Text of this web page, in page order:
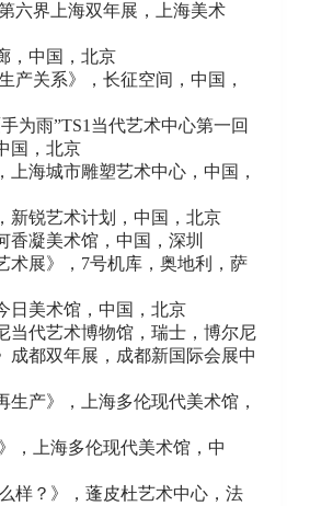
六界上海双年展，上海美术
，中国，北京
产关系》，长征空间，中国，
为雨”TS1当代艺术中心第一回
国，北京
上海城市雕塑艺术中心，中国，
新锐艺术计划，中国，北京
香凝美术馆，中国，深圳
术展》，7号机库，奥地利，萨
日美术馆，中国，北京
当代艺术博物馆，瑞士，博尔尼
成都双年展，成都新国际会展中
生产》，上海多伦现代美术馆，
，上海多伦现代美术馆，中
样？》，蓬皮杜艺术中心，法